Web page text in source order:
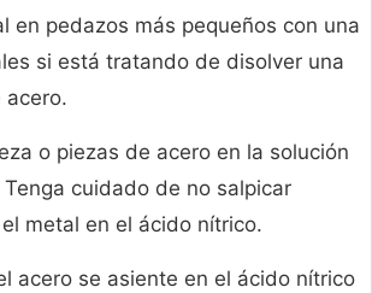
en pedazos más pequeños con una
si está tratando de disolver una
acero.
o piezas de acero en la solución
cuidado de no salpicar
metal en el ácido nítrico.
acero se asiente en el ácido nítrico